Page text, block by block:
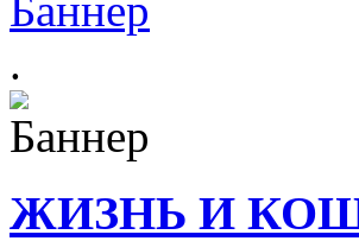
.
ЖИЗНЬ И